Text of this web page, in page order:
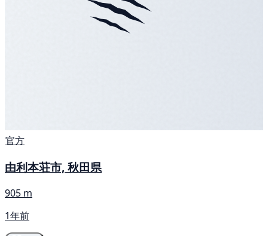
官方
由利本荘市, 秋田県
905 m
1年前